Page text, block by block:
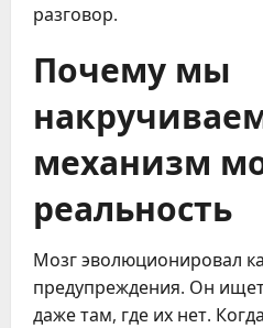
разговор.
Почему мы
механизм
реальность
Мозг эволюционировал
предупреждения. Он
даже там, где их нет.